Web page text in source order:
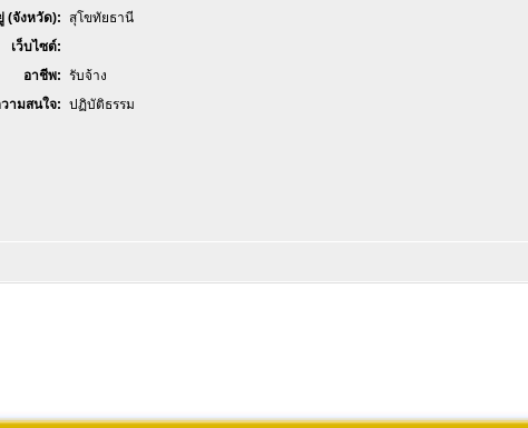
(จังหวัด): สุโขทัยธานี
เว็บไซต์:
อาชีพ: รับจ้าง
ามสนใจ: ปฏิบัติธรรม